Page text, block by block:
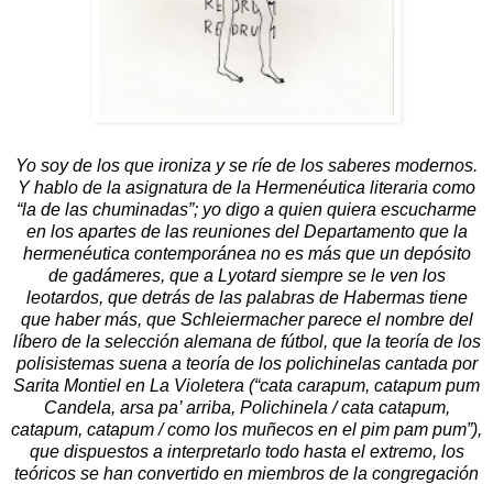
Yo soy de los que ironiza y se ríe de los saberes modernos.
Y hablo de la asignatura de la Hermenéutica literaria como
“la de las chuminadas”; yo digo a quien quiera escucharme
en los apartes de las reuniones del Departamento que la
hermenéutica contemporánea no es más que un depósito
de gadámeres, que a Lyotard siempre se le ven los
leotardos, que detrás de las palabras de Habermas tiene
que haber más, que Schleiermacher parece el nombre del
líbero de la selección alemana de fútbol, que la teoría de los
polisistemas suena a teoría de los polichinelas cantada por
Sarita Montiel en La Violetera (“cata carapum, catapum pum
Candela, arsa pa’ arriba, Polichinela / cata catapum,
catapum, catapum / como los muñecos en el pim pam pum”),
que dispuestos a interpretarlo todo hasta el extremo, los
teóricos se han convertido en miembros de la congregación